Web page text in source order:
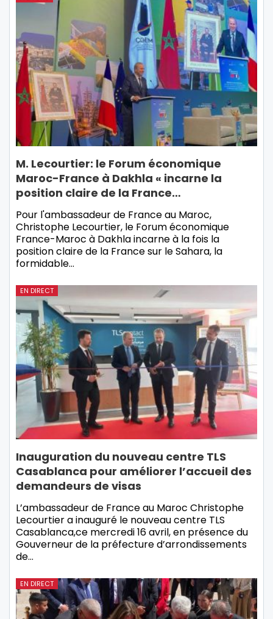
M. Lecourtier: le Forum économique
Maroc-France à Dakhla « incarne la
position claire de la France…
Pour l'ambassadeur de France au Maroc,
Christophe Lecourtier, le Forum économique
France-Maroc à Dakhla incarne à la fois la
position claire de la France sur le Sahara, la
formidable…
EN DIRECT
Inauguration du nouveau centre TLS
Casablanca pour améliorer l’accueil des
demandeurs de visas
L’ambassadeur de France au Maroc Christophe
Lecourtier a inauguré le nouveau centre TLS
Casablanca,ce mercredi 16 avril, en présence du
Gouverneur de la préfecture d’arrondissements
de…
EN DIRECT